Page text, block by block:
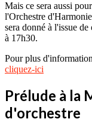
Mais ce sera aussi
l'Orchestre
sera donné à l'issue
à 17h30.
Pour plus
cliquez-ici
Prélude à la
d'orchestre